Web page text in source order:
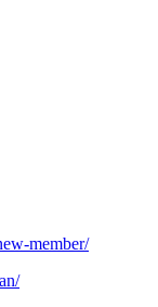
member/